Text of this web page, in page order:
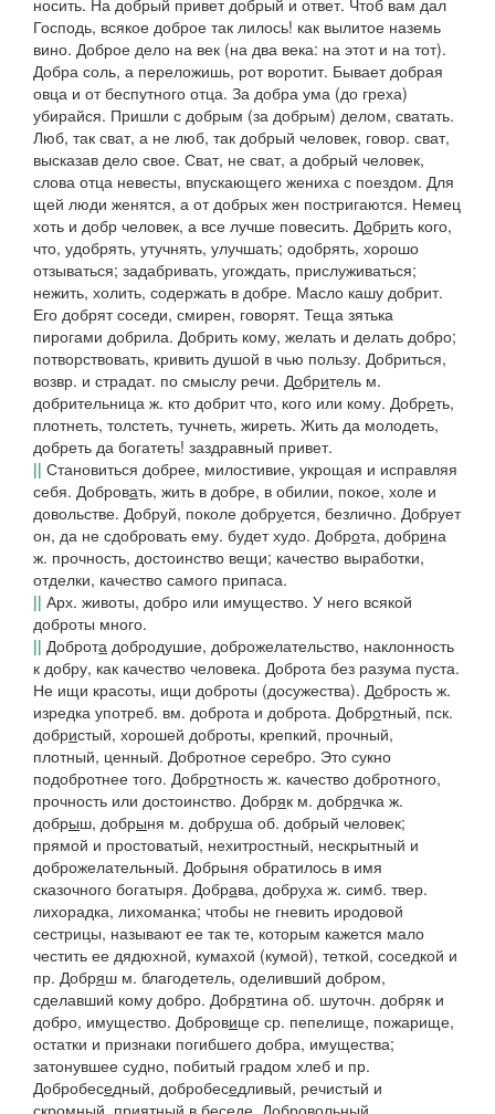
носить. На добрый привет добрый и ответ. Чтоб вам дал
Господь, всякое доброе так лилось! как вылитое наземь
вино. Доброе дело на век (на два века: на этот и на тот).
Добра соль, а переложишь, рот воротит. Бывает добрая
овца и от беспутного отца. За добра ума (до греха)
убирайся. Пришли с добрым (за добрым) делом, сватать.
Люб, так сват, а не люб, так добрый человек, говор. сват,
высказав дело свое. Сват, не сват, а добрый человек,
слова отца невесты, впускающего жениха с поездом. Для
щей люди женятся, а от добрых жен постригаются. Немец
хоть и добр человек, а все лучше повесить. Добрить кого,
что, удобрять, утучнять, улучшать; одобрять, хорошо
отзываться; задабривать, угождать, прислуживаться;
нежить, холить, содержать в добре. Масло кашу добрит.
Его добрят соседи, смирен, говорят. Теща зятька
пирогами добрила. Добрить кому, желать и делать добро;
потворствовать, кривить душой в чью пользу. Добриться,
возвр. и страдат. по смыслу речи. Добритель м.
добрительница ж. кто добрит что, кого или кому. Добреть,
плотнеть, толстеть, тучнеть, жиреть. Жить да молодеть,
добреть да богатеть! заздравный привет.
|| Становиться добрее, милостивие, укрощая и исправляя
себя. Добровать, жить в добре, в обилии, покое, холе и
довольстве. Добруй, поколе добруется, безлично. Добрует
он, да не сдобровать ему. будет худо. Доброта, добрина
ж. прочность, достоинство вещи; качество выработки,
отделки, качество самого припаса.
|| Арх. животы, добро или имущество. У него всякой
доброты много.
|| Доброта добродушие, доброжелательство, наклонность
к добру, как качество человека. Доброта без разума пуста.
Не ищи красоты, ищи доброты (досужества). Добрость ж.
изредка употреб. вм. доброта и доброта. Добротный, пск.
добристый, хорошей доброты, крепкий, прочный,
плотный, ценный. Добротное серебро. Это сукно
подобротнее того. Добротность ж. качество добротного,
прочность или достоинство. Добряк м. добрячка ж.
добрыш, добрыня м. добруша об. добрый человек;
прямой и простоватый, нехитростный, нескрытный и
доброжелательный. Добрыня обратилось в имя
сказочного богатыря. Добрава, добруха ж. симб. твер.
лихорадка, лихоманка; чтобы не гневить иродовой
сестрицы, называют ее так те, которым кажется мало
честить ее дядюхной, кумахой (кумой), теткой, соседкой и
пр. Добряш м. благодетель, оделивший добром,
сделавший кому добро. Добрятина об. шуточн. добряк и
добро, имущество. Добровище ср. пепелище, пожарище,
остатки и признаки погибшего добра, имущества;
затонувшее судно, побитый градом хлеб и пр.
Добробеседный, добробеседливый, речистый и